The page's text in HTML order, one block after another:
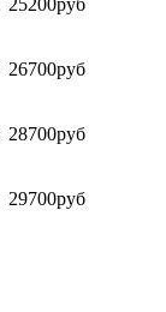
26700руб
28700руб
29700руб